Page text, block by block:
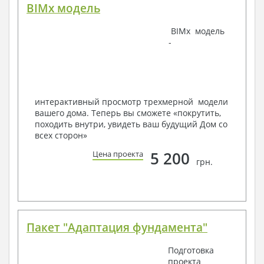
Инженеров – всегда готовы воплотить Вашу мечту
условий, за дополнительную плату.
Получить профессиональную консультацию у
наших специалистов, Вы можете любым
способом связи: закажите обратный звонок,
по viber, e-mail, телефон -
BIMx модель
BIMx модель
-
интерактивный просмотр трехмерной модели
вашего дома. Теперь вы сможете «покрутить,
походить внутри, увидеть ваш будущий Дом со
всех сторон»
Цена проекта 5 200 грн.
Пакет "Адаптация фундамента"
Подготовка
проекта